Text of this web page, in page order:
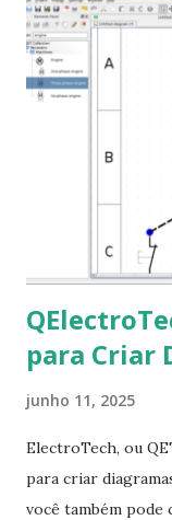
que contém essas
terminal e execute
mscorefonts-
clicando em “Ok”
em “Sim” Pronto
fontes Times New
ocorra algum erro
apt-get install --
para Criar
junho 11, 2025
ElectroTech, ou
para criar
você também pode